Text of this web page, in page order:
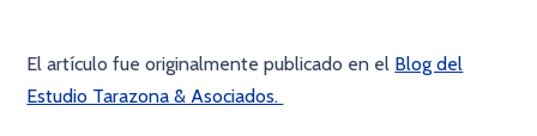
El artículo fue originalmente publicado en el Blog del
Estudio Tarazona & Asociados.